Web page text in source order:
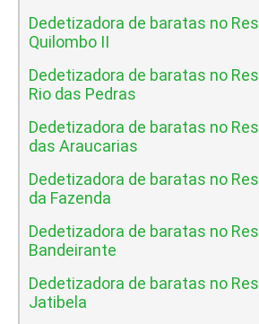
Dedetizadora de baratas no
Quilombo II
Dedetizadora de baratas no
Rio das Pedras
Dedetizadora de baratas no
das Araucarias
Dedetizadora de baratas no
da Fazenda
Dedetizadora de baratas no
Bandeirante
Dedetizadora de baratas no
Jatibela